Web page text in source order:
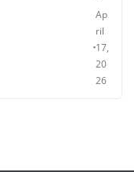
Ap
ril
17,
20
26